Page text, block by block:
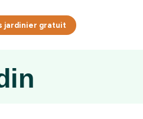
jardinier gratuit